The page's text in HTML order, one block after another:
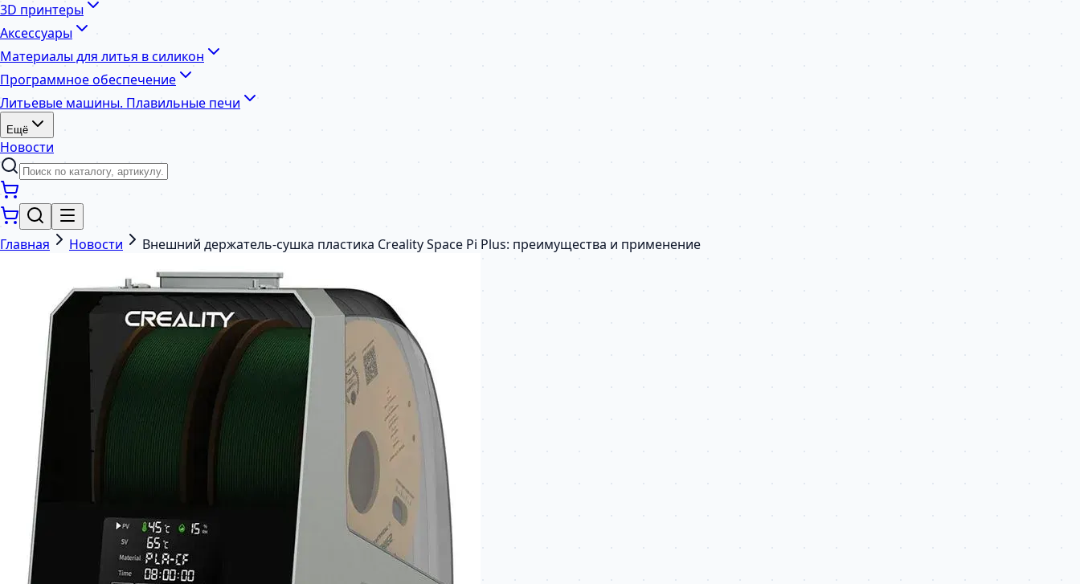
3D принтеры
Аксессуары
Материалы для литья в силикон
Программное обеспечение
Литьевые машины. Плавильные печи
Ещё
Новости
Главная Новости Внешний держатель-сушка пластика Creality Space Pi Plus: преимущества и применение